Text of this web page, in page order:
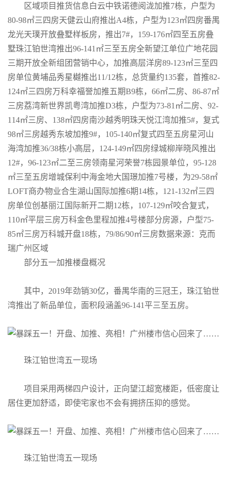
区域项目推货信息白云中铁诺德阅泷加推7栋，户型为
80-98㎡三四房天健云山府推出A4栋，户型为123㎡四房番禺
龙光天璞开放叠墅样板房，推出7#，159-176㎡四至五房叠
墅珠江铂世湾推出96-141㎡三至五房全新望江单位广地花园
三期开放全新组团营销中心，加推高层洋房89-123㎡三至四
房单位黄埔品秀星樾推出11/12栋，总货量约135套，首推82-
124㎡三四房万科幸福誉加推五期B9栋，66㎡二房、86-87㎡
三房荔湾新世界凯粤湾加推D3栋，户型为73-81㎡二房、92-
114㎡三房、138㎡四房南沙越秀明珠天悦江湾加推5#，复式
98㎡三房越秀东坡加推9#，105-140㎡复式四至五房星河山
海湾加推36/38栋小高层，124-149㎡四房绿城柳岸晓风推出
12#，96-123㎡二至三房领南星河荣誉7栋园景单位，95-128
㎡三至五房增城保利中海金地大国璟加推7号楼，为29-58㎡
LOFT商办物业合生湖山国际加推6期14栋，121-132㎡三四
房单位创基丽江国际新开二期12栋，107-129㎡咬合复式，
110㎡平层三房万科金色里程加推4号楼部分房源，户型75-
85㎡三房万科城开盘18栋，79/86/90㎡三房数据来源：克而
瑞广州区域
部分五一加推楼盘概况
其中，2019年劲销30亿，番禺华南的三冠王，珠江铂世
湾推出了新品单位，面积段涵盖96-141平三至五房。
珠江铂世湾五一现场
项目采用两梯四户设计，正向望江超宽楼距，低密度让
居住更加舒适，即使宅家也不会有拥挤压抑的感觉。
珠江铂世湾五一现场